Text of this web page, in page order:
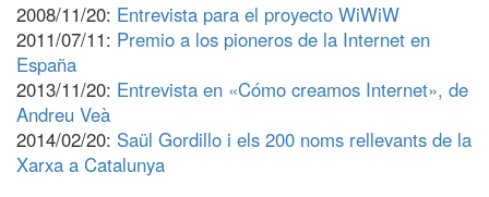
2008/11/20: Entrevista para el proyecto WiWiW
2011/07/11: Premio a los pioneros de la Internet en
España
2013/11/20: Entrevista en «Cómo creamos Internet», de
Andreu Veà
2014/02/20: Saül Gordillo i els 200 noms rellevants de la
Xarxa a Catalunya